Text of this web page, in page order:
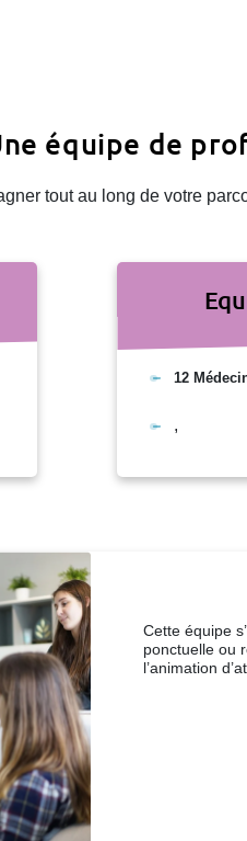
équipe de
tout au long de votre
12
,
Cette équipe
ponctuelle ou
l’animation